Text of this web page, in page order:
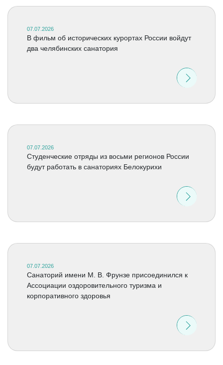
07.07.2026
В фильм об исторических курортах России войдут
два челябинских санатория
07.07.2026
Студенческие отряды из восьми регионов России
будут работать в санаториях Белокурихи
07.07.2026
Санаторий имени М. В. Фрунзе присоединился к
Ассоциации оздоровительного туризма и
корпоративного здоровья